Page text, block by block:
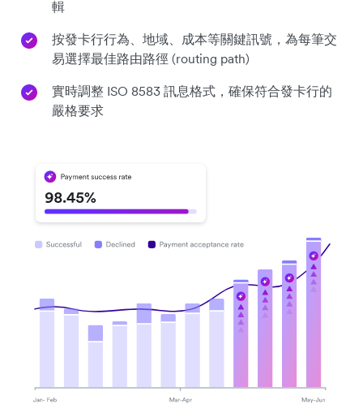
輯
按發卡行行為、地域、成本等關鍵訊號，為每筆交
易選擇最佳路由路徑 (routing path)
實時調整 ISO 8583 訊息格式，確保符合發卡行的
嚴格要求